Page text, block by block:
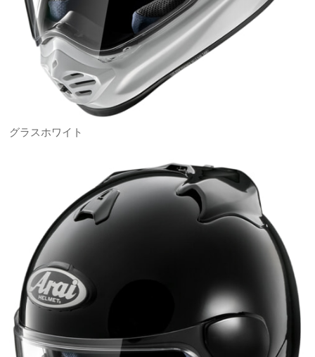
グラスホワイト